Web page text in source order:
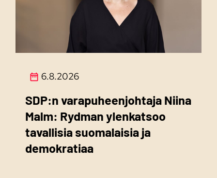
6.8.2026
SDP:n varapuheenjohtaja Niina
Malm: Rydman ylenkatsoo
tavallisia suomalaisia ja
demokratiaa